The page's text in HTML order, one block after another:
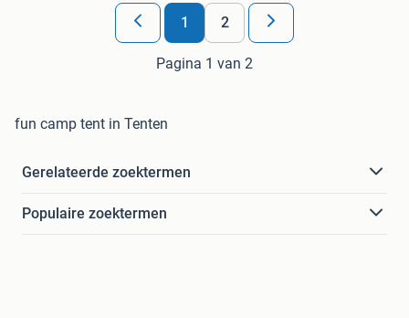
1 2
Pagina 1 van 2
fun camp tent in Tenten
Gerelateerde zoektermen
Populaire zoektermen